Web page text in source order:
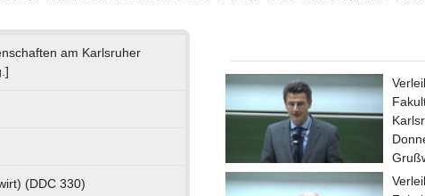
am Karlsruher
(DDC 330)